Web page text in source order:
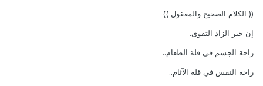
(( الكلام الصحيح والمعقول ))
إن خير الزاد التقوى.
راحة الجسم في قلة الطعام..
راحة النفس في قلة الآثام..